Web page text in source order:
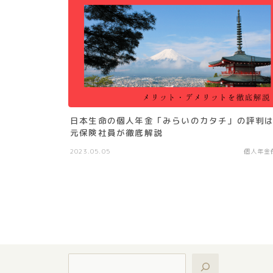
日本生命の個人年金「みらいのカタチ」の評判
元保険社員が徹底解説
2023.05.05 個人年金